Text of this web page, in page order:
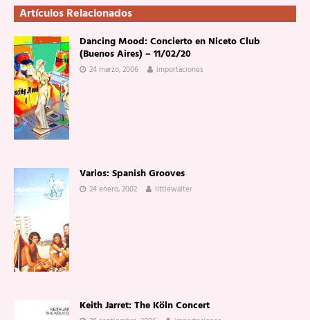
Artículos Relacionados
Dancing Mood: Concierto en Niceto Club
(Buenos Aires) – 11/02/20
24 marzo, 2006 importaciones
Varios: Spanish Grooves
24 enero, 2002 littlewalter
Keith Jarret: The Köln Concert